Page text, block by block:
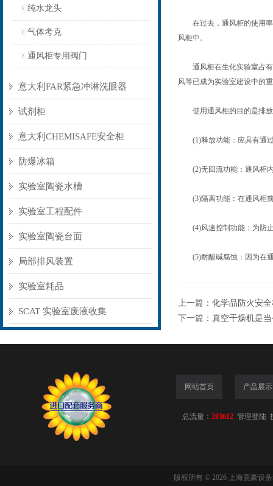
纯水龙头
气体考克
通风柜专用阀门
意大利FAR紧急冲淋洗眼器
试剂柜
意大利CHEMISAFE安全柜
防爆冰箱
实验室陶瓷水槽
实验室工程配件
实验室陶瓷台面
局部排风装置
实验室耗品
SCAT 实验室废液收集
在过去，通风柜的使用率
风柜中。
通风柜在生化实验室占有
风等已成为实验室建设中的
使用通风柜的目的是排放
(1)释放功能：应具有通过
(2)无回流功能：通风柜内
(3)隔离功能：在通风柜前
(4)风速控制功能：为防止
(5)耐酸碱腐蚀：因为在通
上一篇： 化学品防火安
下一篇： 真空干燥机是
网站首页 产品展示
总流量： 283612 管理登陆
版权所有 © 2026 上海意豪设